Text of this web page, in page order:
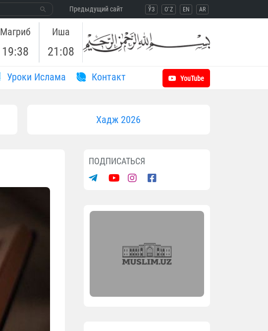
Предыдущий сайт ЎЗ O`Z EN AR
Магриб
19:38
Иша
21:08
Уроки Ислама Контакт YouTube
Хадж 2026
ПОДПИСАТЬСЯ